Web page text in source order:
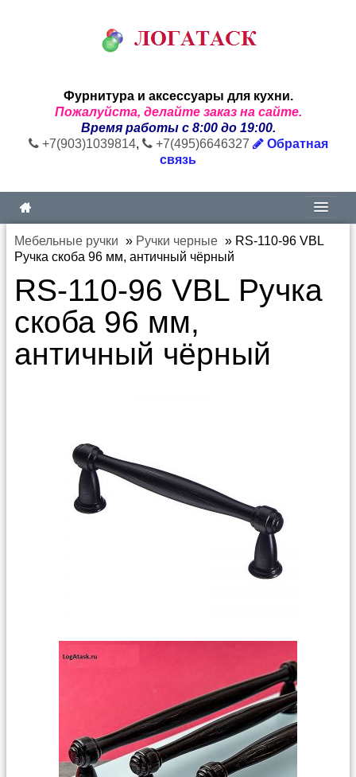
Фурнитура и аксессуары для кухни.
Пожалуйста, делайте заказ на сайте.
Время работы с 8:00 до 19:00.
+7(903)1039814, +7(495)6646327
Обратная
связь
Мебельные ручки » Ручки черные » RS-110-96 VBL
Ручка скоба 96 мм, античный чёрный
RS-110-96 VBL Ручка
скоба 96 мм,
античный чёрный